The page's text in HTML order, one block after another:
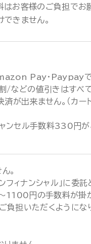
お客様のご負担でお願
きません。
Pay・Paypayで
どの値引きはすべて
が出来ません。（カ
ンセル手数料330円
。
ィナンシャル」に委託
円の手数料が掛か
担いただくようにな